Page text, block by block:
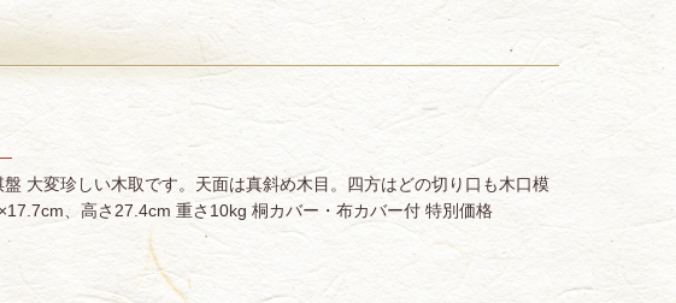
大変珍しい木取です。天面は真斜め木目。四方はどの切り口も木口模
、高さ27.4cm 重さ10kg 桐カバー・布カバー付 特別価格